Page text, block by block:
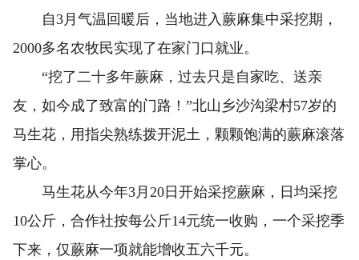
自3月气温回暖后，当地进入蕨麻集中采挖期，
2000多名农牧民实现了在家门口就业。
“挖了二十多年蕨麻，过去只是自家吃、送亲
友，如今成了致富的门路！”北山乡沙沟梁村57岁的
马生花，用指尖熟练拨开泥土，颗颗饱满的蕨麻滚落
掌心。
马生花从今年3月20日开始采挖蕨麻，日均采挖
10公斤，合作社按每公斤14元统一收购，一个采挖季
下来，仅蕨麻一项就能增收五六千元。